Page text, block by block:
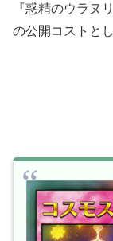
『惑精のウラヌ
の公開コストと